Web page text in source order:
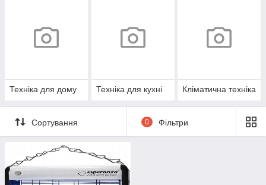
Техніка для дому Техніка для кухні Кліматична техніка
Сортування 0 Фільтри